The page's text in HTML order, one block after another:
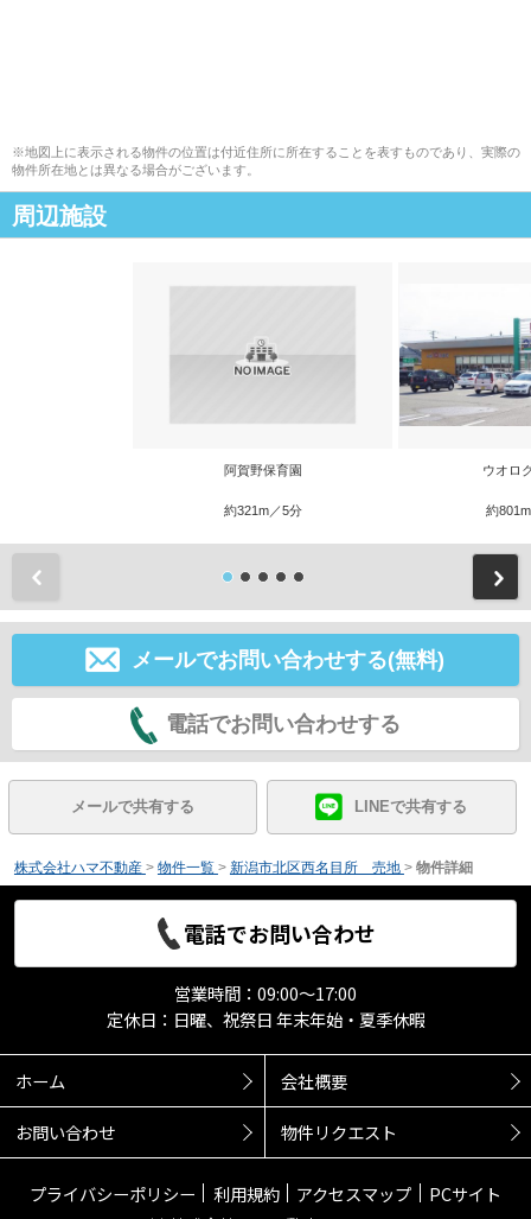
※地図上に表示される物件の位置は付近住所に所在することを表すものであり、実際の
物件所在地とは異なる場合がございます。
周辺施設
阿賀野保育園
約321m／5分
ウオロ
約
メールでお問い合わせする(無料)
電話でお問い合わせする
メールで共有する LINEで共有する
株式会社ハマ不動産 > 物件一覧 > 新潟市北区西名目所 売地 > 物件詳細
電話でお問い合わせ
営業時間：09:00～17:00
定休日：日曜、祝祭日 年末年始・夏季休暇
ホーム 会社概要
お問い合わせ 物件リクエスト
プライバシーポリシー 利用規約 アクセスマップ
PCサイト